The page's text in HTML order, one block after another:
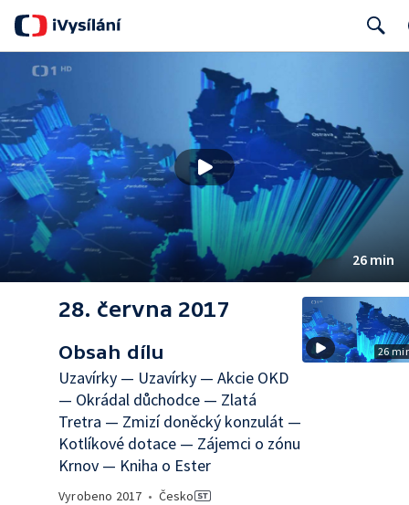
26 min
28. června 2017
Obsah dílu
Uzavírky — Uzavírky — Akcie OKD
— Okrádal důchodce — Zlatá
Tretra — Zmizí doněcký konzulát —
Kotlíkové dotace — Zájemci o zónu
Krnov — Kniha o Ester
Vyrobeno 2017 • Česko
26